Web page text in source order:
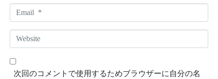
m
*
m
a
*
W
e
b
次回のコメントで使用するためブラウザーに自分の名